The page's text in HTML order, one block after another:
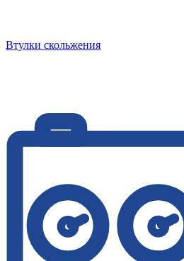
Втулки скольжения